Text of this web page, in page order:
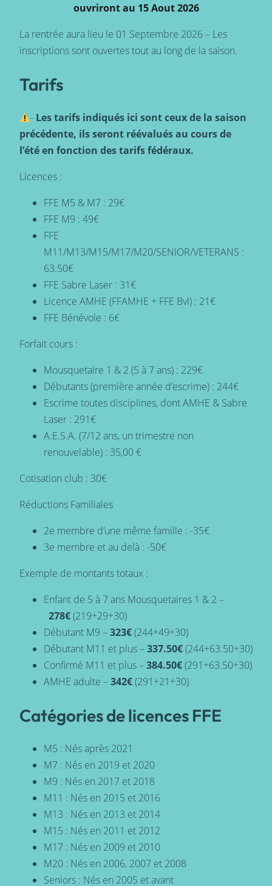
ouvriront au 15 Aout 2026
La rentrée aura lieu le 01 Septembre 2026 – Les
inscriptions sont ouvertes tout au long de la saison.
Tarifs
- Les tarifs indiqués ici sont ceux de la saison
précédente, ils seront réévalués au cours de
l’été en fonction des tarifs fédéraux.
Licences :
FFE M5 & M7 : 29€
FFE M9 : 49€
FFE
M11/M13/M15/M17/M20/SENIOR/VETERANS :
63.50€
FFE Sabre Laser : 31€
Licence AMHE (FFAMHE + FFE Bvl) : 21€
FFE Bénévole : 6€
Forfait cours :
Mousquetaire 1 & 2 (5 à 7 ans) : 229€
Débutants (première année d’escrime) : 244€
Escrime toutes disciplines, dont AMHE & Sabre
Laser : 291€
A.E.S.A. (7/12 ans, un trimestre non
renouvelable) : 35,00 €
Cotisation club : 30€
Réductions Familiales
2e membre d’une même famille : -35€
3e membre et au delà : -50€
Exemple de montants totaux :
Enfant de 5 à 7 ans Mousquetaires 1 & 2 –
278€(219+29+30)
Débutant M9 –323€(244+49+30)
Débutant M11 et plus –337.50€(244+63.50+30)
Confirmé M11 et plus –384.50€(291+63.50+30)
AMHE adulte –342€(291+21+30)
Catégories de licences FFE
M5 : Nés après 2021
M7 : Nés en 2019 et 2020
M9 : Nés en 2017 et 2018
M11 : Nés en 2015 et 2016
M13 : Nés en 2013 et 2014
M15 : Nés en 2011 et 2012
M17 : Nés en 2009 et 2010
M20 : Nés en 2006, 2007 et 2008
Seniors : Nés en 2005 et avant